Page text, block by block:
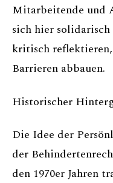
Mitarbeitende und
sich hier solidarisch
kritisch
Barrieren abbauen.
Historischer
Die Idee der
der
den 1970er Jahren